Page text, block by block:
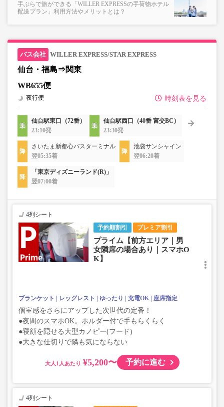
手ぶらで旅ができる「WILLER EXPRESSの手荷物ホテル
配送プラン」利用方法やメリットとは？
WILLER EXPRESS/STAR EXPRESS
仙台・福島⇒関東
WB655便
時刻表を見る
夜行便
仙台駅東口（72番）
23:10発
仙台駅西口（40番 宮交BC）
23:30発
さいたま新都心バスターミナル
翌05:35着
池袋サンシャイン
翌06:20着
「東京ディズニーランド(R)」
翌07:00着
予約順割引 プレミア割引
4列シート
プライム【前方エリア｜男
女隣席の場合あり｜スマホO
K】
ブランケット レッグレスト ゆったり 充電OK 座席指定
個室感をさらにアップした次世代の定番！
●夜間のスマホOK。ホルダー付で手もらくらく
●寝顔を隠せる大型カノピー(フード)
●大きな仕切りで隣も気にならない
大人 ¥5,200〜 予約に進む
4列シート